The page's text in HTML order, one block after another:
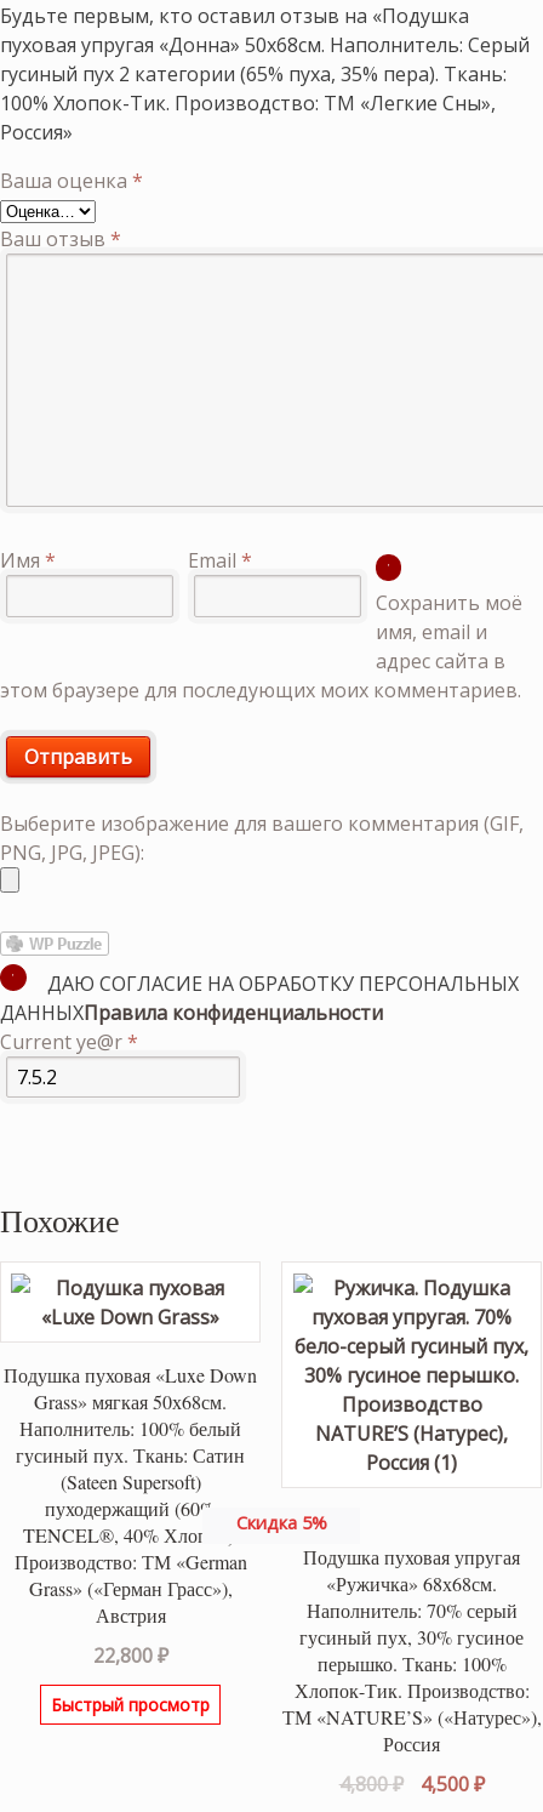
Будьте первым, кто оставил отзыв на «Подушка
пуховая упругая «Донна» 50х68см. Наполнитель: Серый
гусиный пух 2 категории (65% пуха, 35% пера). Ткань:
100% Хлопок-Тик. Производство: ТМ «Легкие Сны»,
Россия»
Ваша оценка *
Ваш отзыв *
Имя * Email *
Сохранить моё
имя, email и
адрес сайта в
этом браузере для последующих моих комментариев.
Выберите изображение для вашего комментария (GIF,
PNG, JPG, JPEG):
ДАЮ СОГЛАСИЕ НА ОБРАБОТКУ ПЕРСОНАЛЬНЫХ
ДАННЫХПравила конфиденциальности
Current ye@r*
Похожие
Подушка пуховая «Luxe Down
Grass» мягкая 50х68см.
Наполнитель: 100% белый
гусиный пух. Ткань: Сатин
(Sateen Supersoft)
пуходержащий (60%
TENCEL®, 40% Хлопок).
Производство: ТМ «German
Grass» («Герман Грасс»),
Австрия
22,800₽
Быстрый просмотр
Скидка 5%
Подушка пуховая упругая
«Ружичка» 68х68см.
Наполнитель: 70% серый
гусиный пух, 30% гусиное
перышко. Ткань: 100%
Хлопок-Тик. Производство:
ТМ «NATURE’S» («Натурес»),
Россия
4,800₽ 4,500₽